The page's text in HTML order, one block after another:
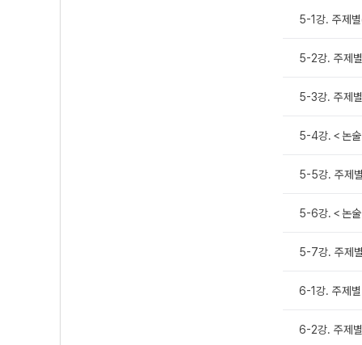
5-1강. 주제
5-2강. 주제
5-3강. 주제
5-4강.＜논
5-5강. 주제
5-6강.＜논
5-7강. 주제
6-1강. 주제
6-2강. 주제